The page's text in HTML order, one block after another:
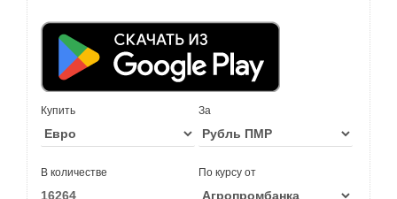
Купить За
В количестве По курсу от